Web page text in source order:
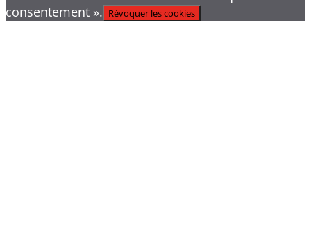
consentement ». Révoquer les cookies